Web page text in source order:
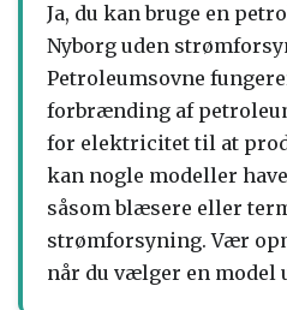
Ja, du kan bruge en
Nyborg uden
Petroleumsovne
forbrænding af
for elektricitet til at
kan nogle modeller
såsom blæsere eller
strømforsyning. Vær
når du vælger en model